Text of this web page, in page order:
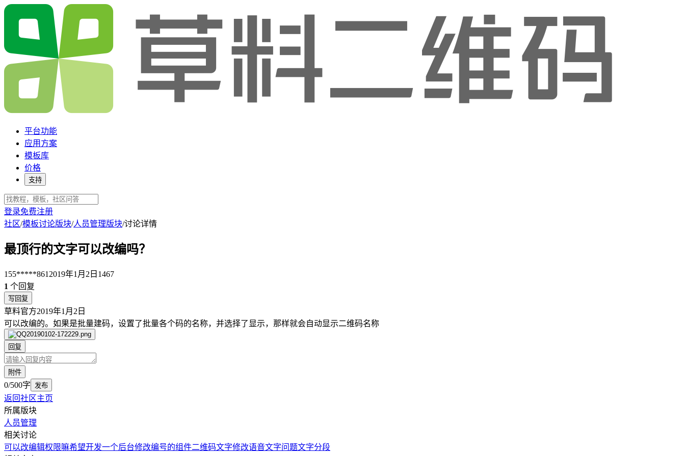
平台功能
应用方案
模板库
价格
支持
登录免费注册
社区/模板讨论版块/人员管理版块/讨论详情
最顶行的文字可以改编吗？
155*****861 2019年1月2日 1467
1 个回复
写回复
草料官方2019年1月2日
可以改编的。如果是批量建码，设置了批量各个码的名称，并选择了显示，那样就会自动显示二维码名称
回复
附件
0/500字 发布
返回社区主页
所属版块
人员管理
相关讨论
可以改编辑权限嘛希望开发一个后台修改编号的组件二维码文字修改语音文字问题文字分段